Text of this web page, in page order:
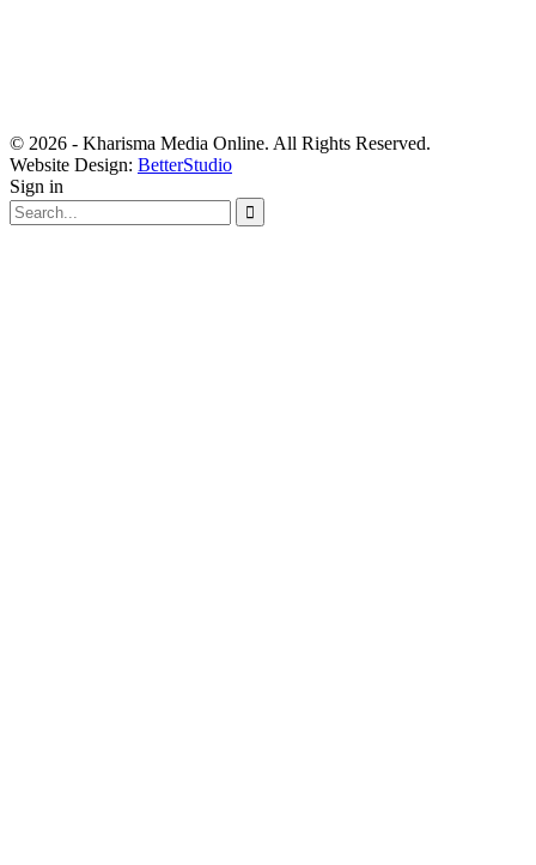
© 2026 - Kharisma Media Online. All Rights Reserved.
Website Design: BetterStudio
Sign in